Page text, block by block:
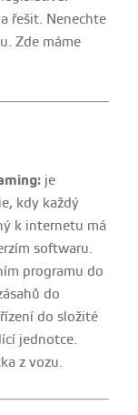
řešit. Nenechte
Zde máme
je
kdy každý
k internetu má
softwaru.
programu do
do
do složité
jednotce.
z vozu.